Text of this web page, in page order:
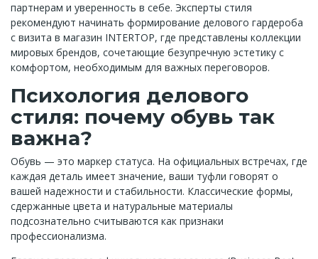
партнерам и уверенность в себе. Эксперты стиля
рекомендуют начинать формирование делового гардероба
с визита в магазин INTERTOP, где представлены коллекции
мировых брендов, сочетающие безупречную эстетику с
комфортом, необходимым для важных переговоров.
Психология делового
стиля: почему обувь так
важна?
Обувь — это маркер статуса. На официальных встречах, где
каждая деталь имеет значение, ваши туфли говорят о
вашей надежности и стабильности. Классические формы,
сдержанные цвета и натуральные материалы
подсознательно считываются как признаки
профессионализма.